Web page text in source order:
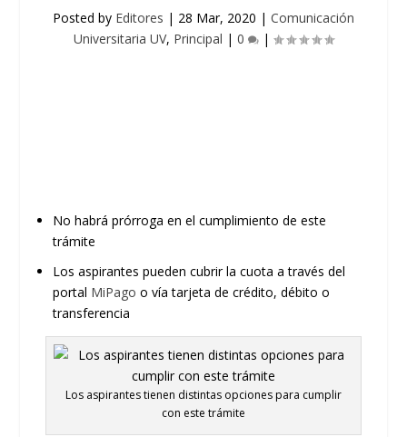
Posted by Editores | 28 Mar, 2020 | Comunicación
Universitaria UV, Principal | 0 |
No habrá prórroga en el cumplimiento de este
trámite
Los aspirantes pueden cubrir la cuota a través del
portal MiPago o vía tarjeta de crédito, débito o
transferencia
Los aspirantes tienen distintas opciones para cumplir
con este trámite